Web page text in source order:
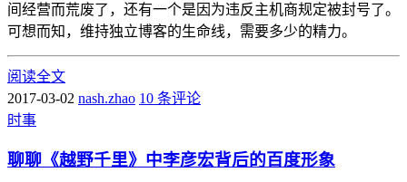
间经营而荒废了，还有一个是因为违反主机商规定被封号了。
可想而知，维持独立博客的生命线，需要多少的精力。
阅读全文
2017-03-02 nash.zhao 10 条评论
时事
聊聊《越野千里》中李彦宏背后的百度形象